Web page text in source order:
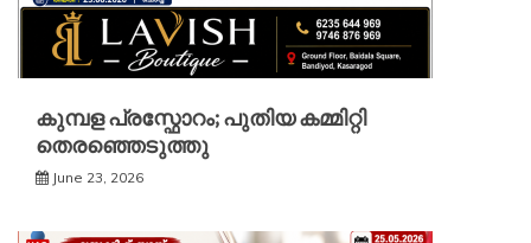
കുമ്പള പ്രസ്ഫോറം; പുതിയ കമ്മിറ്റി
തെരഞ്ഞെടുത്തു
June 23, 2026